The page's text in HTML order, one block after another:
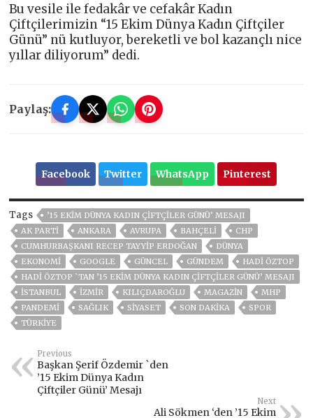
Bu vesile ile fedakâr ve cefakâr Kadın
Çiftçilerimizin “15 Ekim Dünya Kadın Çiftçiler
Günü” nü kutluyor, bereketli ve bol kazançlı nice
yıllar diliyorum” dedi.
Paylaş:
Facebook Twitter WhatsApp Pinterest
Tags
’15 EKIM DÜNYA KADIN ÇIFTÇILER GÜNÜ’ MESAJI
AK PARTİ
ANKARA AVRUPA BAHÇELİ
CHP
CUMHURBAŞKANI RECEP TAYYIP ERDOĞAN
DÜNYA
EKONOMİ
GOOGLE GÜNCEL GÜNDEM
HADI ÖZTOP
HADI ÖZTOP `TAN ’15 EKIM DÜNYA KADIN ÇIFTÇILER GÜNÜ’ MESAJI
ISTANBUL
İZMIR KILIÇDAROĞLU MAGAZİN
MHP
PANDEMİ
SAĞLIK SİYASET SON DAKIKA
SPOR
TÜRKİYE
Previous
Başkan Şerif Özdemir `den
’15 Ekim Dünya Kadın
Çiftçiler Günü’ Mesajı
Next
Ali Sökmen ‘den ’15 Ekim